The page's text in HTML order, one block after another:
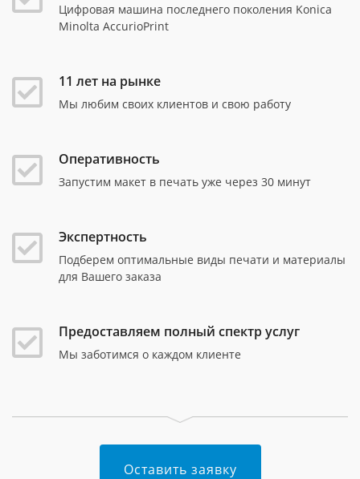
Цифровая машина последнего поколения Konica
Minolta AccurioPrint
11 лет на рынке
Мы любим своих клиентов и свою работу
Оперативность
Запустим макет в печать уже через 30 минут
Экспертность
Подберем оптимальные виды печати и материалы
для Вашего заказа
Предоставляем полный спектр услуг
Мы заботимся о каждом клиенте
Оставить заявку